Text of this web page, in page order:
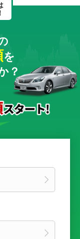
を
？